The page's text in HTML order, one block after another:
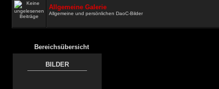
Allgemeine Galerie
Allgemeine und persönlichen DaoC-Bilder
Bereichsübersicht
BILDER